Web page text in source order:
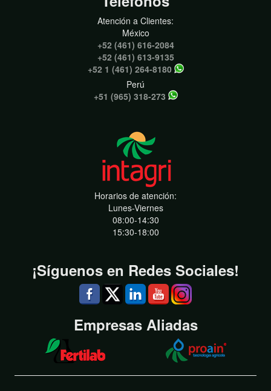
Atención a Clientes:
México
+52 (461) 616-2084
+52 (461) 613-9135
+52 1 (461) 264-8180
Perú
+51 (965) 318-273
Horarios de atención:
Lunes-Viernes
08:00-14:30
15:30-18:00
¡Síguenos en Redes Sociales!
Empresas Aliadas